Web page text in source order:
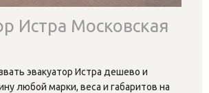
Истра Московская
эвакуатор Истра дешево и
любой марки, веса и габаритов на